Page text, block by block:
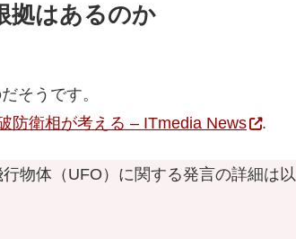
拠はあるのか
そうです。
防衛相が考える – ITmedia News .
物体（UFO）に関する発言の詳細は以